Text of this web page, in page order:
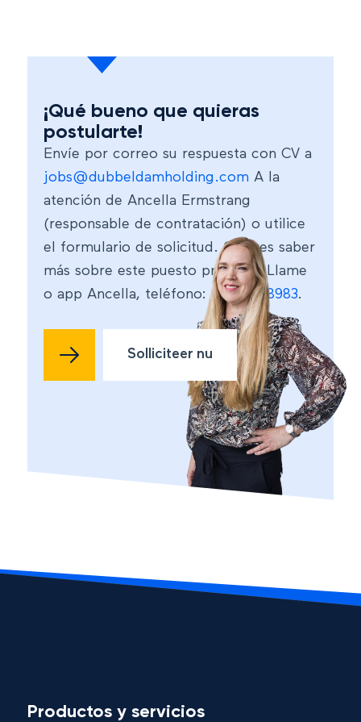
¡Qué bueno que quieras
postularte!
Envíe por correo su respuesta con CV a
jobs@dubbeldamholding.com A la
atención de Ancella Ermstrang
(responsable de contratación) o utilice
el formulario de solicitud. Quieres saber
más sobre este puesto primero? Llame
o app Ancella, teléfono:06-57828983.
Solliciteer nu
Productos y servicios